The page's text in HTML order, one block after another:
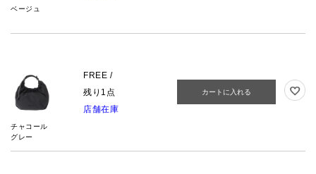
ベージュ
チャコール
グレー
FREE /
残り1点
店舗在庫
カートに入れる